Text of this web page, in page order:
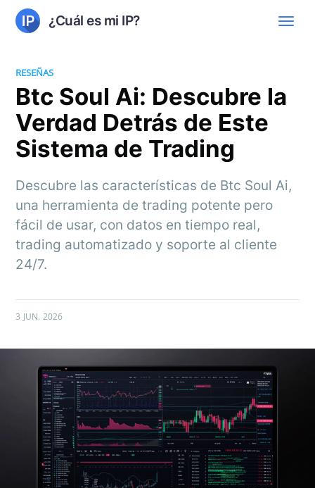
¿Cuál es mi IP?
RESEÑAS
Btc Soul Ai: Descubre la
Verdad Detrás de Este
Sistema de Trading
Descubre las características de Btc Soul Ai,
una herramienta de trading potente pero
fácil de usar, con datos en tiempo real,
trading automatizado y soporte al cliente
24/7.
3 JUN. 2026